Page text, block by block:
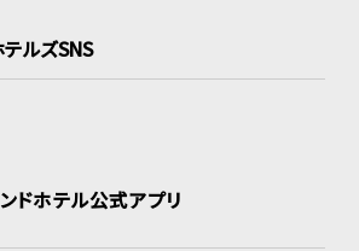
テルズSNS
ドホテル公式アプリ